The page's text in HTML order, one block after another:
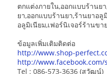
ตกแต่งภายใน,ออกแบบร้านย
ยา,ออกแบบร้านยา,ร้านยาอลู
อลูมิเนียม,เฟอร์นิเจอร์ร้านขา
ข้อมูลเพิ่มเติมติดต่อ
http://www.shop-
http://
Tel : 086-573-3636 (สุวัฒน์)